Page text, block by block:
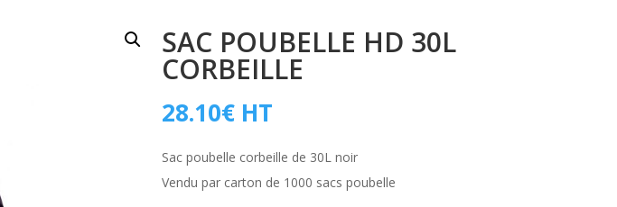
SAC POUBELLE HD 30L
CORBEILLE
28.10€ HT
Sac poubelle corbeille de 30L noir
Vendu par carton de 1000 sacs poubelle